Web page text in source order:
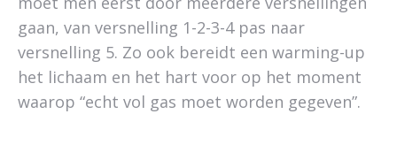
gaan, van versnelling 1-2-3-4 pas naar
versnelling 5. Zo ook bereidt een warming-up
het lichaam en het hart voor op het moment
waarop “echt vol gas moet worden gegeven”.